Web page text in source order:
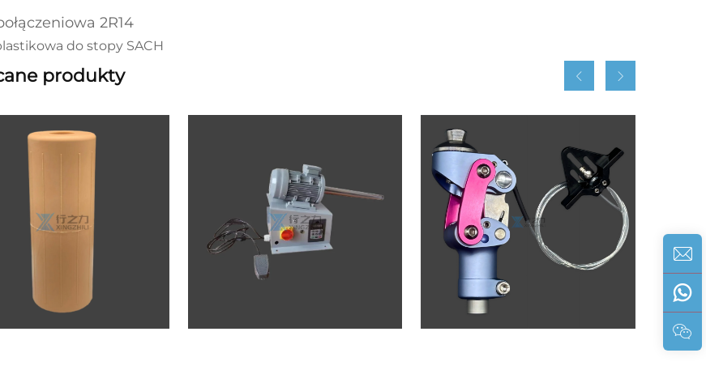
2R14
do stopy SACH
produkty